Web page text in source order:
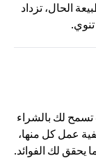
الحال، تزداد
تسمح لك بالشراء
عمل كل منها،
يحقق لك الفوائد.